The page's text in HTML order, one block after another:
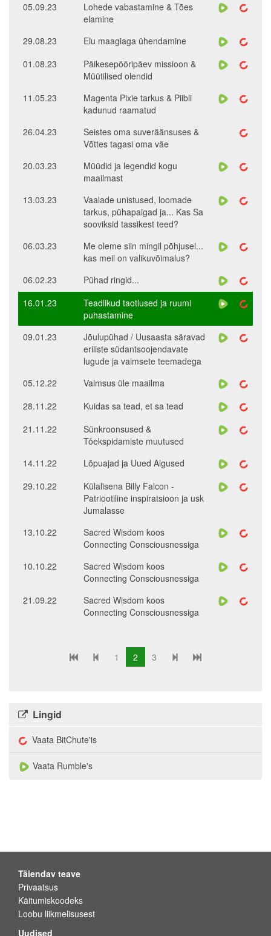
05.09.23
Lohede vabastamine & Tões
elamine
29.08.23
Elu maagiaga ühendamine
01.08.23
Päikesepööripäev missioon &
Müütilised olendid
11.05.23
Magenta Pixie tarkus & Piibli
kadunud raamatud
26.04.23
Seistes oma suveräänsuses &
Võttes tagasi oma väe
20.03.23
Müüdid ja legendid kogu
maailmast
13.03.23
Vaalade unistused, loomade
tarkus, pühapaigad ja... Kas Sa
sooviksid tassikest teed?
06.03.23
Me oleme siin mingil põhjusel...
kas meil on valikuvõimalus?
06.02.23
Pühad ringid...
16.01.23
Teadlikud taotlused ja ruumi
puhastamine
09.01.23
Jõulupühad / Uusaasta säravad
eriliste südantsoojendavate
lugude ja vaimsete teemadega
05.12.22
Vaimsus üle maailma
28.11.22
Kuidas sa tead, et sa tead
21.11.22
Sünkroonsused &
Tõekspidamiste muutused
14.11.22
Lõpuajad ja Uued Algused
29.10.22
Külalisena Billy Falcon -
Patriootiline inspiratsioon ja usk
Jumalasse
13.10.22
Sacred Wisdom koos
Connecting Consciousnessiga
10.10.22
Sacred Wisdom koos
Connecting Consciousnessiga
21.09.22
Sacred Wisdom koos
Connecting Consciousnessiga
1 2 3
Lingid
Vaata BitChute'is
Vaata Rumble's
Täiendav teave
Privaatsus
Käitumiskoodeks
Loobu liikmelisusest
Uudised